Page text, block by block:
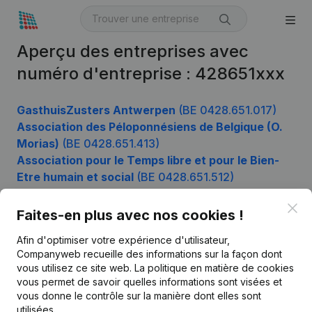
Aperçu des entreprises avec
numéro d'entreprise : 428651xxx
GasthuisZusters Antwerpen (BE 0428.651.017)
Association des Péloponnésiens de Belgique (O.
Morias) (BE 0428.651.413)
Association pour le Temps libre et pour le Bien-
Etre humain et social (BE 0428.651.512)
Faites-en plus avec nos cookies !
Afin d'optimiser votre expérience d'utilisateur,
Companyweb recueille des informations sur la façon dont
vous utilisez ce site web. La politique en matière de cookies
vous permet de savoir quelles informations sont visées et
vous donne le contrôle sur la manière dont elles sont
utilisées.
Français
Informations d’entreprise
Monitoring